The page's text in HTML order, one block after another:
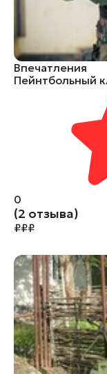
Впечатления
Пейнтбольный
0
(2 отзыва)
₽₽₽